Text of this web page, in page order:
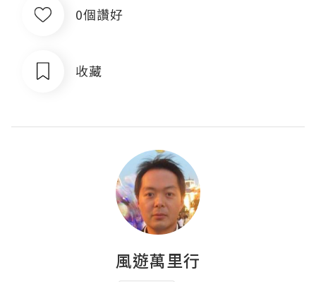
0個讚好
收藏
風遊萬里行